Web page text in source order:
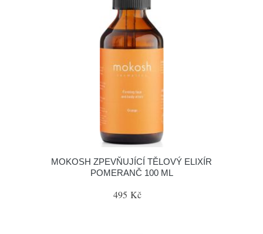
MOKOSH ZPEVŇUJÍCÍ TĚLOVÝ ELIXÍR
POMERANČ 100 ML
495 Kč